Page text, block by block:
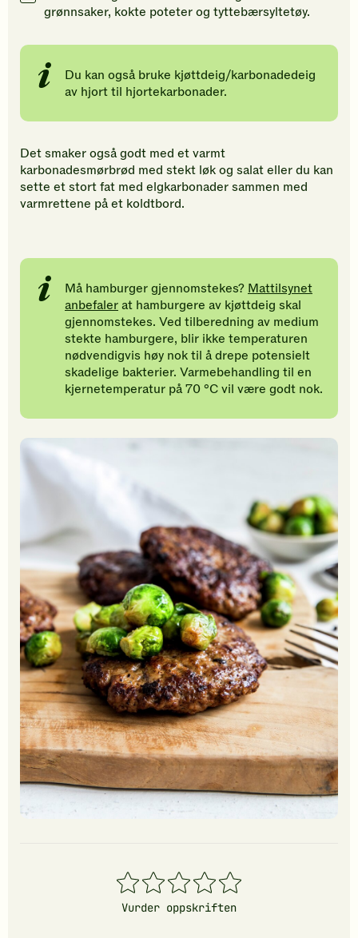
grønnsaker, kokte poteter og tyttebærsyltetøy.
Du kan også bruke kjøttdeig/karbonadedeig
av hjort til hjortekarbonader.
Det smaker også godt med et varmt
karbonadesmørbrød med stekt løk og salat eller du kan
sette et stort fat med elgkarbonader sammen med
varmrettene på et koldtbord.
Må hamburger gjennomstekes? Mattilsynet
anbefalerat hamburgere av kjøttdeig skal
gjennomstekes. Ved tilberedning av medium
stekte hamburgere, blir ikke temperaturen
nødvendigvis høy nok til å drepe potensielt
skadelige bakterier. Varmebehandling til en
kjernetemperatur på 70 °C vil være godt nok.
1
stjerner
2
stjerner
3
stjerner
4
stjerner
5
stjerner
Vurder oppskriften